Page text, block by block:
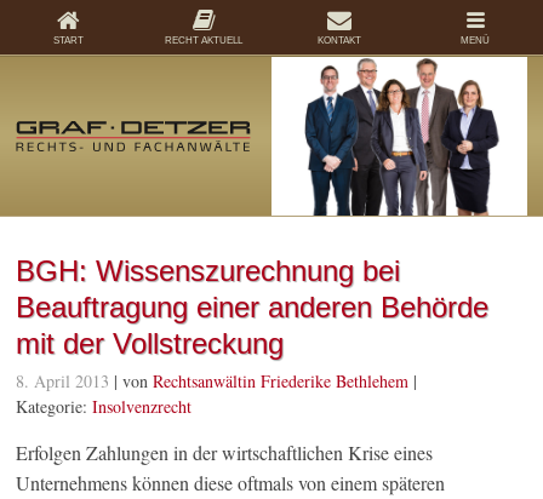
BGH: Wissenszurechnung bei
Beauftragung einer anderen Behörde
mit der Vollstreckung
8. April 2013 | vonRechtsanwältin Friederike Bethlehem |
Kategorie:Insolvenzrecht
Erfolgen Zahlungen in der wirtschaftlichen Krise eines
Unternehmens können diese oftmals von einem späteren
START RECHT AKTUELL KONTAKT MENÜ